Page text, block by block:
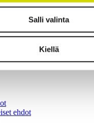
Salli valinta
Kiellä
yhteyttä asiantuntijaamme
ehdot